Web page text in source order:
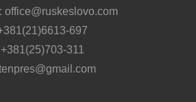
office@ruskeslovo.com
697
+381(25)703-311